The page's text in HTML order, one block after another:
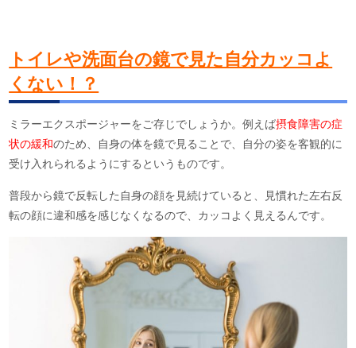
トイレや洗面台の鏡で見た自分カッコよ
くない！？
ミラーエクスポージャーをご存じでしょうか。例えば摂食障害の症
状の緩和のため、自身の体を鏡で見ることで、自分の姿を客観的に
受け入れられるようにするというものです。
普段から鏡で反転した自身の顔を見続けていると、見慣れた左右反
転の顔に違和感を感じなくなるので、カッコよく見えるんです。